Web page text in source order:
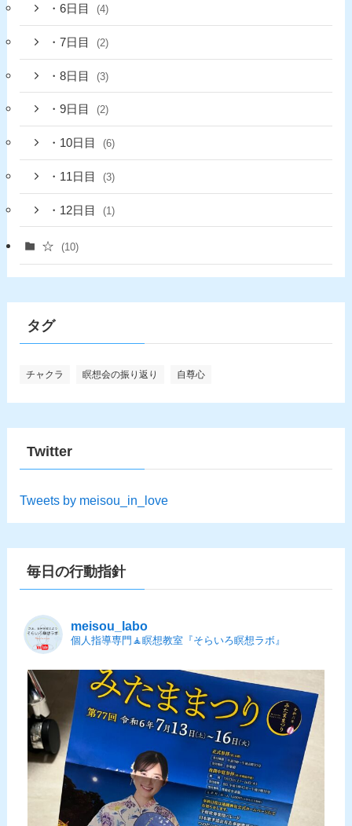
・6日目 (4)
・7日目 (2)
・8日目 (3)
・9日目 (2)
・10日目 (6)
・11日目 (3)
・12日目 (1)
☆ (10)
タグ
チャクラ 瞑想会の振り返り 自尊心
Twitter
Tweets by meisou_in_love
毎日の行動指針
meisou_labo
個人指導専門🧘瞑想教室『そらいろ瞑想ラボ』